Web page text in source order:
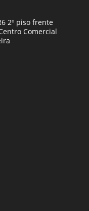
2º piso frente
Comercial